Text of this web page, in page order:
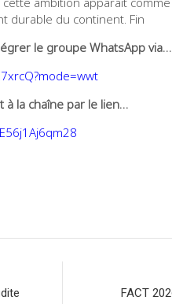
durable du continent. Fin
le groupe WhatsApp via…
à la chaîne par le lien…
FACT